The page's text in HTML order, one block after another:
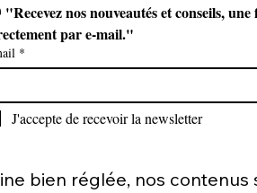
"Recevez nos nouveautés et conseils,
par e-mail."
*
J'accepte de recevoir la newsletter
bien réglée, nos